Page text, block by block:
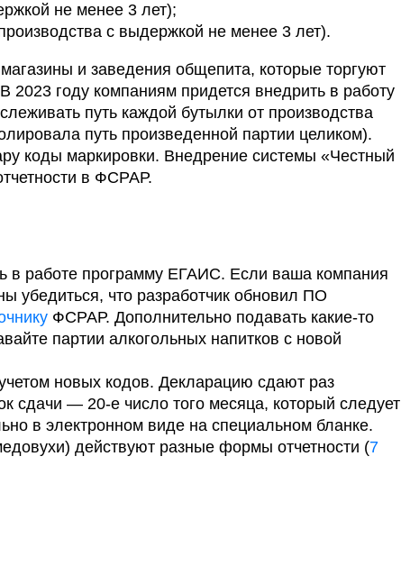
не менее 3 лет);
с выдержкой не менее 3 лет).
и заведения общепита, которые торгуют
году компаниям придется внедрить в работу
путь каждой бутылки от производства
путь произведенной партии целиком).
коды маркировки. Внедрение системы «Честный
в ФСРАР.
в работе программу ЕГАИС. Если ваша компания
убедиться, что разработчик обновил ПО
ФСРАР. Дополнительно подавать какие-то
партии алкогольных напитков с новой
новых кодов. Декларацию сдают раз
сдачи — 20-е число того месяца, который следует
в электронном виде на специальном бланке.
действуют разные формы отчетности (7